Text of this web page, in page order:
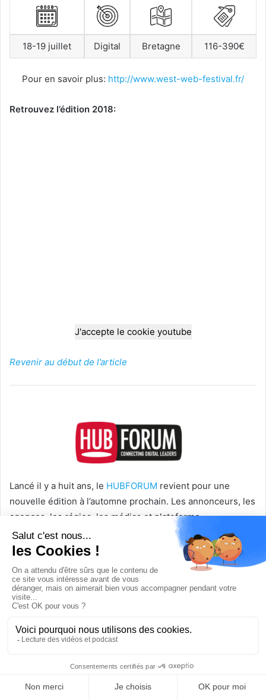
18-19 juillet Digital Bretagne 116-390€
Pour en savoir plus: http://www.west-web-festival.fr/
Retrouvez l’édition 2018:
J'accepte le cookie youtube
Revenir au début de l’article
Lancé il y a huit ans, le HUBFORUM revient pour une
nouvelle édition à l’automne prochain. Les annonceurs, les
agences, les régies, les médias et plateforme
technologiques se réuniront pour évoquer l’impact de la
transformation numérique.
L’édition 2018 avait rassemblé Henri Giscard D’Estaing,
Président du ClubMed, Laurent Bliaut, Directeur Général